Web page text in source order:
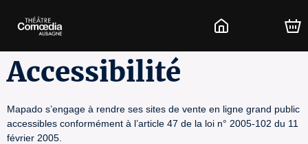
Accessibilité
Mapado s’engage à rendre ses sites de vente en ligne grand public
accessibles conformément à l’article 47 de la loi n° 2005-102 du 11
février 2005.